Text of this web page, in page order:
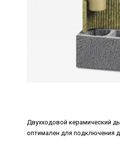
Двухходовой керамический
оптимален для подключения